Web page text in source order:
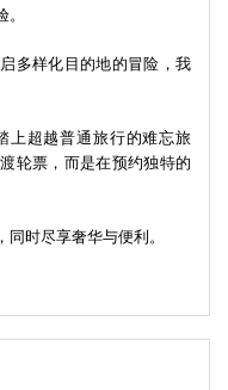
多样化目的地的冒险，我
上超越普通旅行的难忘旅
轮票，而是在预约独特的
时尽享奢华与便利。